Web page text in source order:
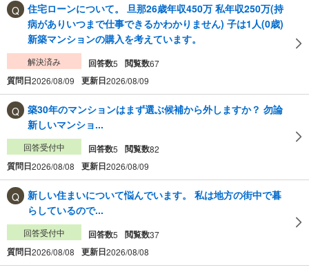
住宅ローンについて。 旦那26歳年収450万 私年収250万(持
病がありいつまで仕事できるかわかりません) 子は1人(0歳)
新築マンションの購入を考えています。
解決済み 回答数5 閲覧数67
質問日2026/08/09 更新日2026/08/09
築30年のマンションはまず選ぶ候補から外しますか？ 勿論
新しいマンショ...
回答受付中 回答数5 閲覧数82
質問日2026/08/08 更新日2026/08/09
新しい住まいについて悩んでいます。 私は地方の街中で暮
らしているので...
回答受付中 回答数5 閲覧数37
質問日2026/08/08 更新日2026/08/08